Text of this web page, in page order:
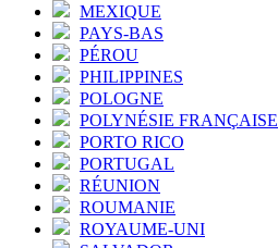
MEXIQUE
PAYS-BAS
PÉROU
PHILIPPINES
POLOGNE
POLYNÉSIE FRANÇAISE
PORTO RICO
PORTUGAL
RÉUNION
ROUMANIE
ROYAUME-UNI